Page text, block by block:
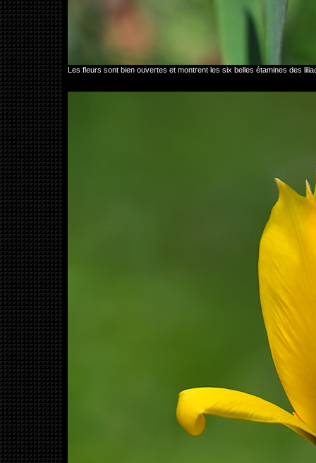
Les fleurs sont bien ouvertes et montrent les six belles étamines des